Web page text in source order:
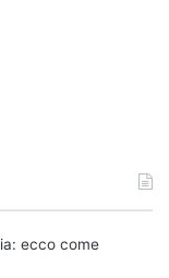
ecco come